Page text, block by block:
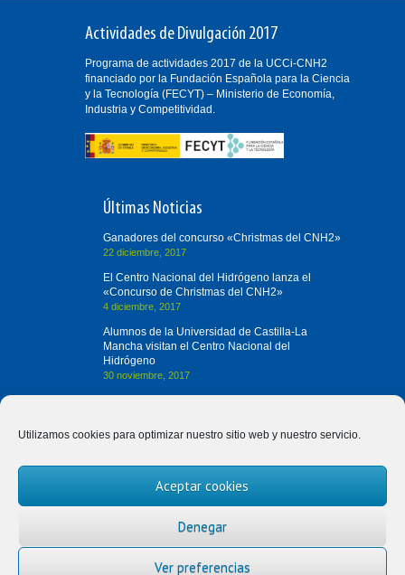
Utilizamos cookies para optimizar nuestro sitio web y nuestro servicio.
Aceptar cookies
Denegar
Ver preferencias
Actividades de Divulgación 2017
Programa de actividades 2017 de la UCCi-CNH2
financiado por la Fundación Española para la Ciencia
y la Tecnología (FECYT) – Ministerio de Economía,
Industria y Competitividad.
Últimas Noticias
Ganadores del concurso «Christmas del CNH2»
22 diciembre, 2017
El Centro Nacional del Hidrógeno lanza el
«Concurso de Christmas del CNH2»
4 diciembre, 2017
Alumnos de la Universidad de Castilla-La
Mancha visitan el Centro Nacional del
Hidrógeno
30 noviembre, 2017
Contacta con Nosotros
(+34) 926 420 682
divulgah2@cnh2.es
13500 Puertollano (Ciudad Real)